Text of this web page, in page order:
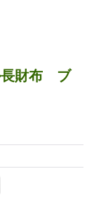
財布 ブ